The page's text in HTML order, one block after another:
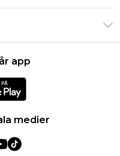
app
medier